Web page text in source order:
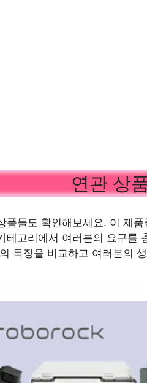
연관 상
품들도 확인해보세요. 이 제품
테고리에서 여러분의 요구를
특징을 비교하고 여러분의